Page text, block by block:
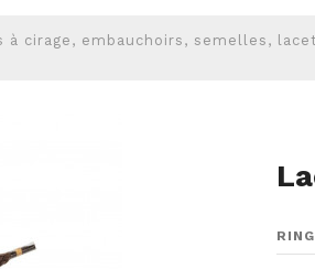
à cirage, embauchoirs, semelles,